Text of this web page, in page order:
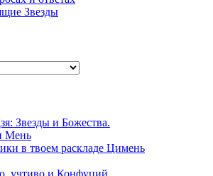
Звезды
Звезды и Божества.
Мень
в твоем раскладе Цимень
учтиво и Конфуций